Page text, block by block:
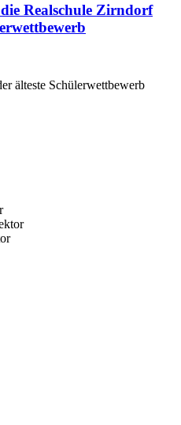
Realschule Zirndorf
älteste Schülerwettbewerb